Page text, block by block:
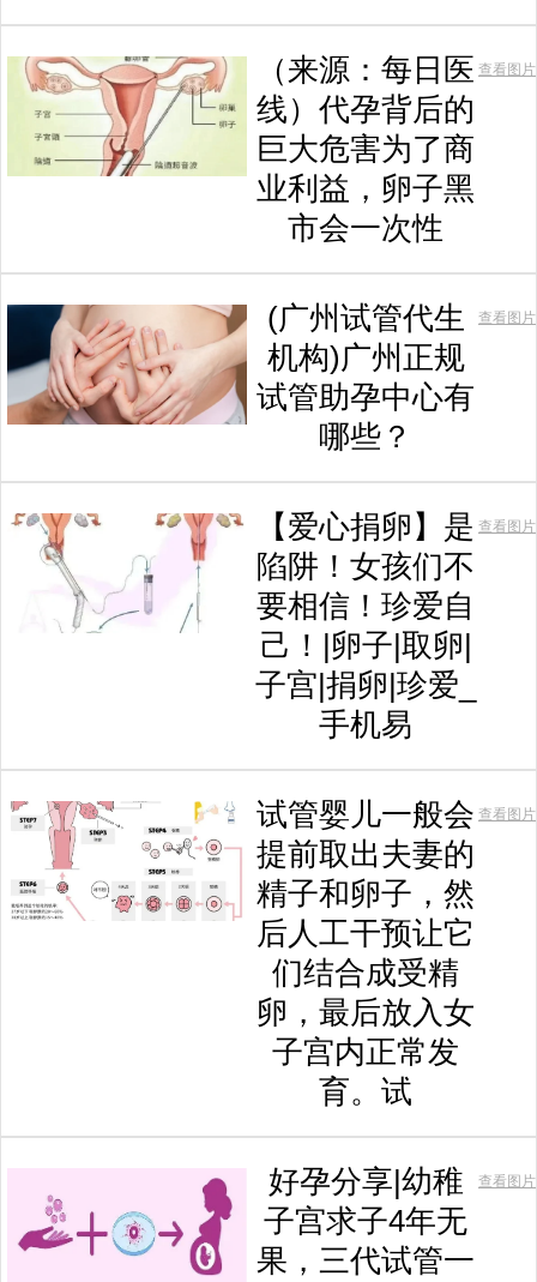
（来源：每日医
线）代孕背后的
巨大危害为了商
业利益，卵子黑
市会一次性
查看图片
(广州试管代生
机构)广州正规
试管助孕中心有
哪些？
查看图片
【爱心捐卵】是
陷阱！女孩们不
要相信！珍爱自
己！|卵子|取卵|
子宫|捐卵|珍爱_
手机易
查看图片
试管婴儿一般会
提前取出夫妻的
精子和卵子，然
后人工干预让它
们结合成受精
卵，最后放入女
子宫内正常发
育。试
查看图片
好孕分享|幼稚
子宫求子4年无
果，三代试管一
查看图片